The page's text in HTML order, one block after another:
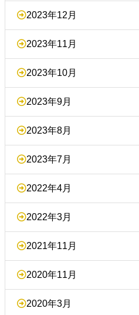
2023年12月
2023年11月
2023年10月
2023年9月
2023年8月
2023年7月
2022年4月
2022年3月
2021年11月
2020年11月
2020年3月